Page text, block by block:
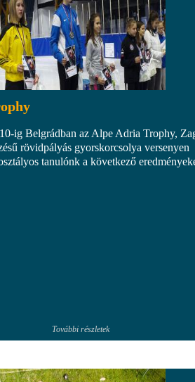
ig Belgrádban az Alpe Adria Trophy,
rövidpályás gyorskorcsolya versenyen
tanulónk a következő
További részletek